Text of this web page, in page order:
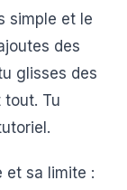
simple et le
des
glisses des
Tu
et sa limite :